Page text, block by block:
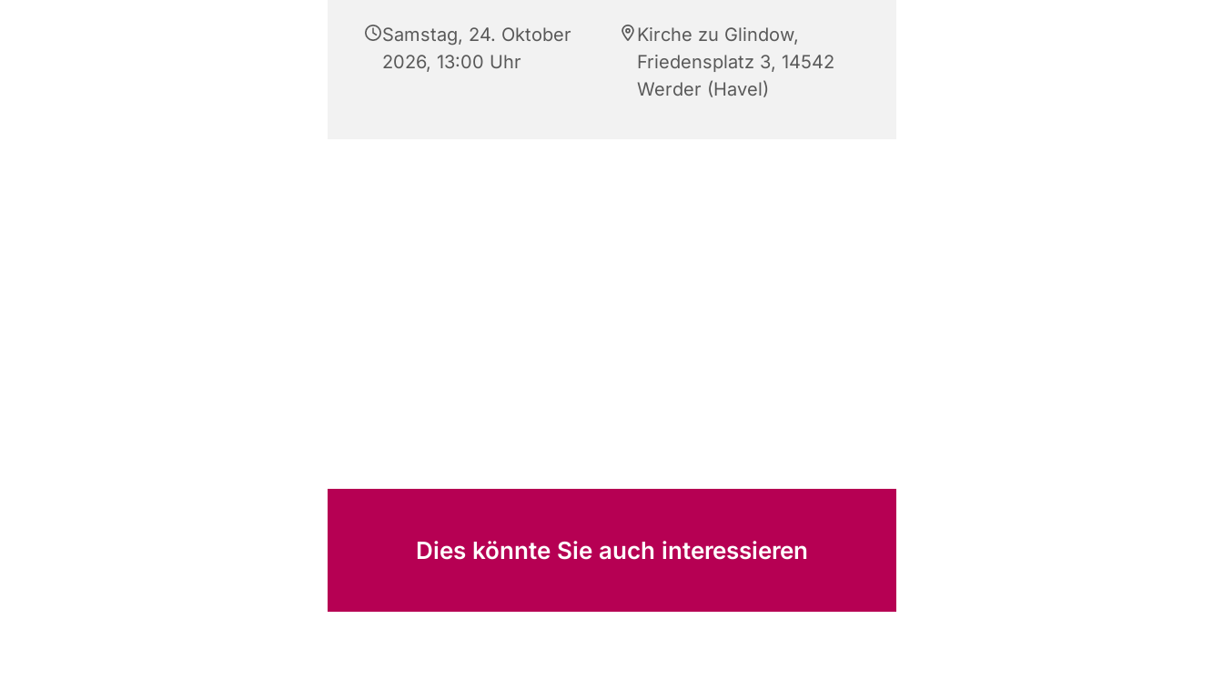
Samstag, 24. Oktober
2026, 13:00 Uhr
Kirche zu Glindow,
Friedensplatz 3, 14542
Werder (Havel)
Dies könnte Sie auch interessieren